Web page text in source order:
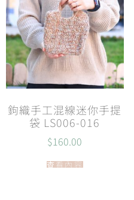
鉤織手工混線迷你手提
袋 LS006-016
$160.00
查看內容